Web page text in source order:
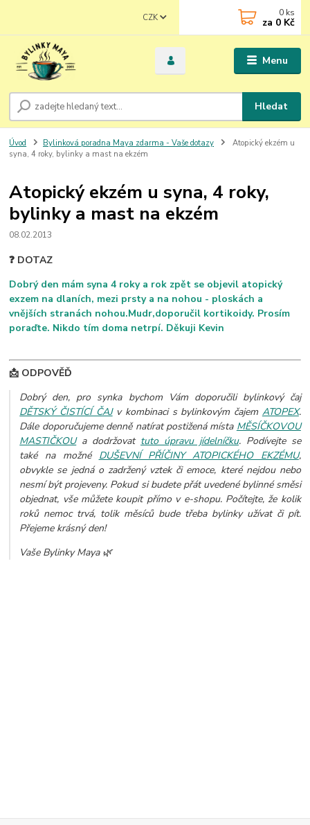
Menu
CZK
Hledat
0 ks
za 0 Kč
Úvod Bylinková poradna Maya zdarma - Vaše dotazy
Atopický ekzém u
syna, 4 roky, bylinky a mast na ekzém
Atopický ekzém u syna, 4 roky,
bylinky a mast na ekzém
08.02.2013
❓ DOTAZ
Dobrý den mám syna 4 roky a rok zpět se objevil atopický
exzem na dlaních, mezi prsty a na nohou - ploskách a
vnějších stranách nohou.Mudr,doporučil kortikoidy. Prosím
poraďte. Nikdo tím doma netrpí. Děkuji Kevin
📩 ODPOVĚĎ
Dobrý den, pro synka bychom Vám doporučili bylinkový čaj
DĚTSKÝ ČISTÍCÍ ČAJv kombinaci s bylinkovým čajem ATOPEX.
Dále doporučujeme denně natírat postižená místa MĚSÍČKOVOU
MASTIČKOUa dodržovat tuto úpravu jídelníčku. Podívejte se
také na možné DUŠEVNÍ PŘÍČINY ATOPICKÉHO EKZÉMU,
obvykle se jedná o zadržený vztek či emoce, které nejdou nebo
nesmí být projeveny. Pokud si budete přát uvedené bylinné směsi
objednat, vše můžete koupit přímo v e-shopu. Počítejte, že kolik
roků nemoc trvá, tolik měsíců bude třeba bylinky užívat či pít.
Přejeme krásný den!
Vaše Bylinky Maya 🌿